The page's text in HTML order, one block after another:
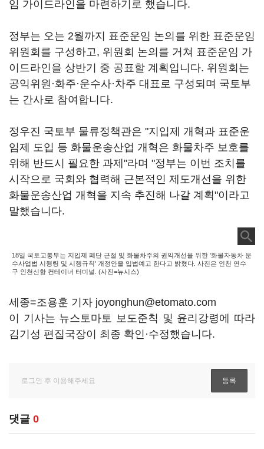
임 가이드라인을 마련하기로 했습니다.
정부는 오는 2월까지 표준운임 논의를 위한 표준운임
위원회를 구성하고, 위원회 논의를 거쳐 표준운임 가
이드라인을 상반기 중 공표할 계획입니다. 위원회는
공익위원·화주·운수사·차주 대표로 구성되며 국토부
는 간사로 참여합니다.
정우진 국토부 물류정책관은 "지입제 개혁과 표준운
임제 도입 등 화물운송산업 개혁은 화물차주 보호를
위해 반드시 필요한 과제"라며 "정부는 이번 조치를
시작으로 국회와 협력해 근본적인 제도개선을 위한
화물운송산업 개혁을 지속 추진해 나갈 계획"이라고
말했습니다.
18일 국토교통부는 지입제 폐단 근절 및 화물차주의 권익개선을 위한 '화물자동차 운
수사업법 시행령 및 시행규칙' 개정안을 입법예고 한다고 밝혔다. 사진은 인천 연수
구 인천신항 컨테이너 터미널. (사진=뉴시스)
세종=조용훈 기자 joyonghun@etomato.com
이 기사는 뉴스토마토 보도준칙 및 윤리강령에 따라
김기성 편집국장이 최종 확인·수정했습니다.
댓글 0